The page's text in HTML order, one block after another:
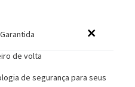
de volta
de segurança para seus